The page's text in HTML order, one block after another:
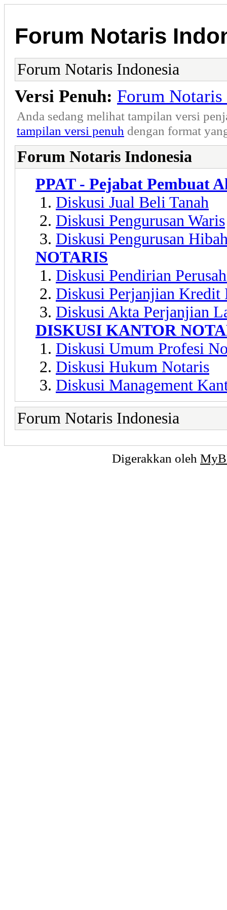
Forum Notaris
Forum Notaris Indonesia
Versi Penuh: Forum
Anda sedang melihat tampilan versi
tampilan versi penuh dengan format
Forum Notaris Indonesia
PPAT - Pejabat Pembuat
Diskusi Jual Beli Tanah
Diskusi Pengurusan Waris
Diskusi Pengurusan
NOTARIS
Diskusi Pendirian
Diskusi Perjanjian Kredit
Diskusi Akta Perjanjian
DISKUSI KANTOR
Diskusi Umum Profesi
Diskusi Hukum Notaris
Diskusi Management
Forum Notaris Indonesia
Digerakkan oleh